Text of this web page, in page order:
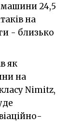
машини 24,5
на
- близько
як
на
Nimitz,